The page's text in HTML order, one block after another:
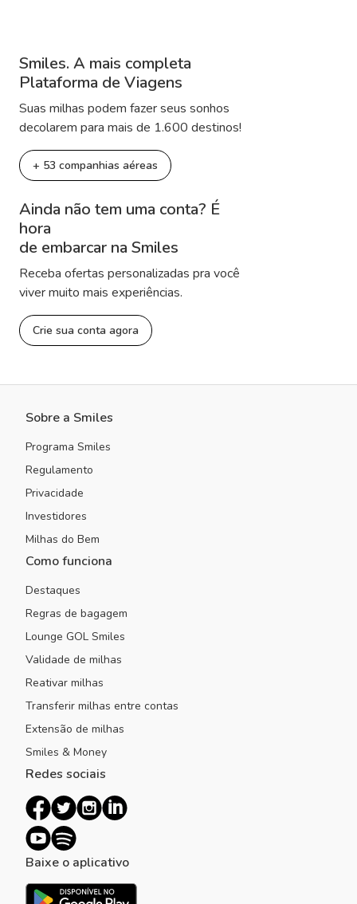
Smiles. A mais completa
Plataforma de Viagens
Suas milhas podem fazer seus sonhos
decolarem para mais de 1.600 destinos!
+ 53 companhias aéreas
Ainda não tem uma conta? É
hora
de embarcar na Smiles
Receba ofertas personalizadas pra você
viver muito mais experiências.
Crie sua conta agora
Sobre a Smiles
Programa Smiles
Regulamento
Privacidade
Investidores
Milhas do Bem
Como funciona
Destaques
Regras de bagagem
Lounge GOL Smiles
Validade de milhas
Reativar milhas
Transferir milhas entre contas
Extensão de milhas
Smiles & Money
Redes sociais
Baixe o aplicativo